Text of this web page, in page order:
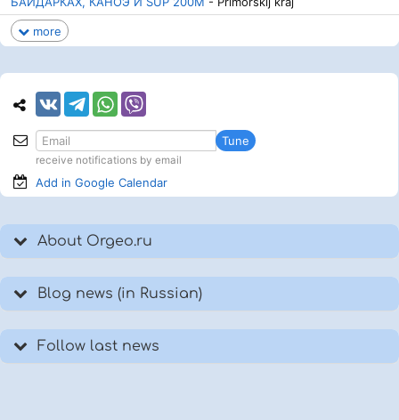
more
Tune
receive notifications by email
Add in Google Calendar
About Orgeo.ru
Blog news (in Russian)
Follow last news